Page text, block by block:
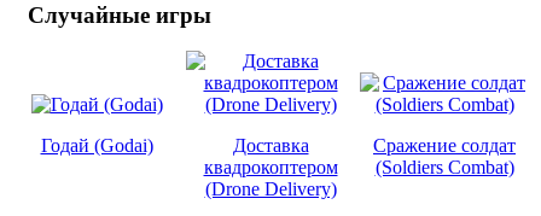
Случайные игры
Годай (Godai)
Доставка
квадрокоптером
(Drone Delivery)
Сражение солдат
(Soldiers Combat)